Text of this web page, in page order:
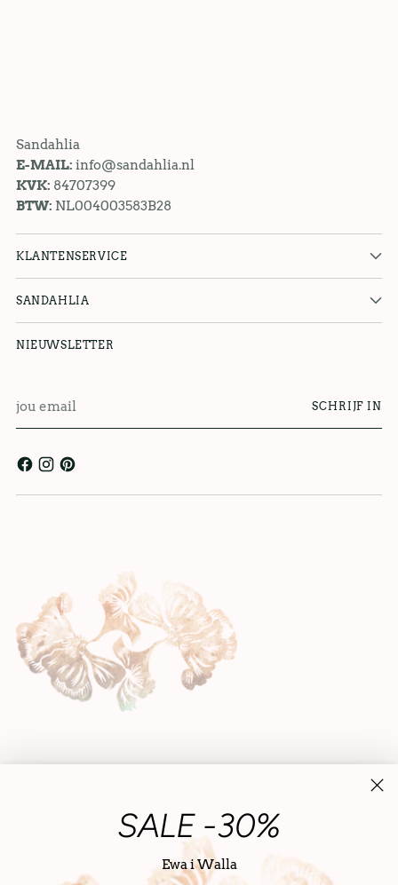
SALE -30%
Ewa i Walla
Sandahlia
E-MAIL: info@sandahlia.nl
KVK: 84707399
BTW: NL004003583B28
KLANTENSERVICE
SANDAHLIA
NIEUWSLETTER
email
SCHRIJF IN